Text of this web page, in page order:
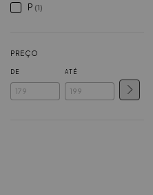
P (1)
PREÇO
DE ATÉ